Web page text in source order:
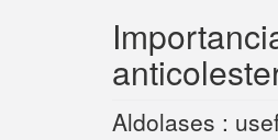
Aldolases :